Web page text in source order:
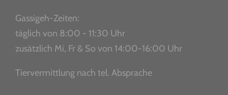
Gassigeh-Zeiten:
täglich von 8:00 - 11:30 Uhr
zusätzlich Mi, Fr & So von 14:00-16:00 Uhr
Tiervermittlung nach tel. Absprache